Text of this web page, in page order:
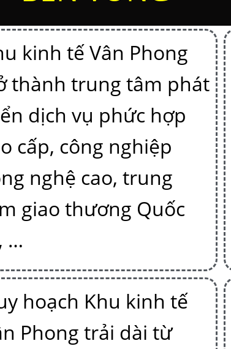
kinh tế Vân Phong
thành trung tâm phát
dịch vụ phức hợp
cấp, công nghiệp
nghệ cao, trung
giao thương Quốc
…
hoạch Khu kinh tế
Phong trải dài từ